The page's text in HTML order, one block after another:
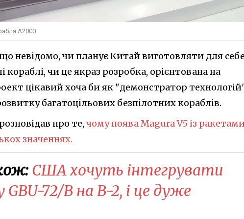
A2000
невідомо, чи планує Китай виготовляти для себе
кораблі, чи це якраз розробка, орієнтована на
цікавий хоча би як "демонстратор
багатоцільових безпілотних кораблів.
про те, чому поява Magura V5 із
значеннях.
США хочуть інтегрувати
72/B на B-2, і це дуже